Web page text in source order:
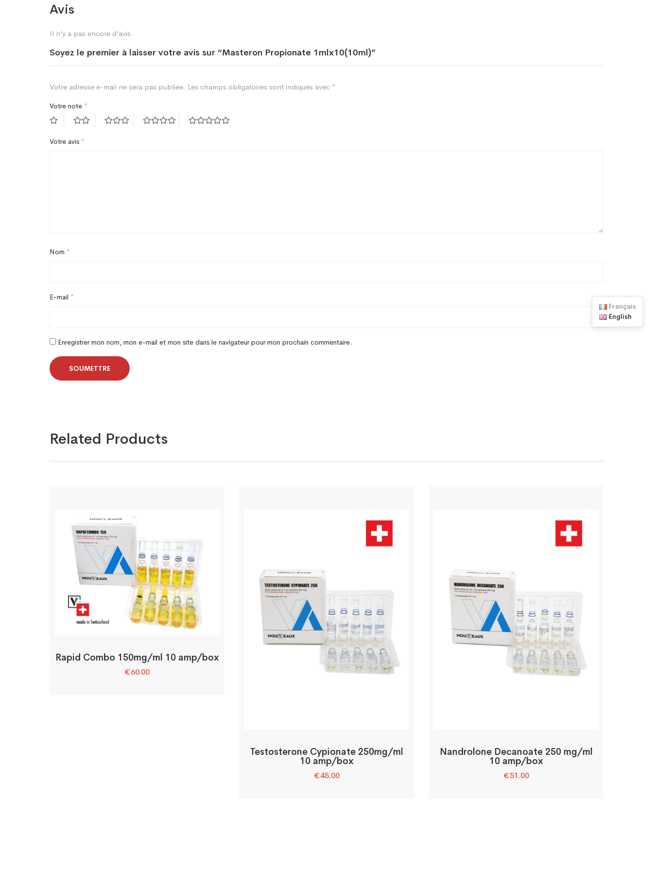
Avis
Il n’y a pas encore d’avis.
Soyez le premier à laisser votre avis sur “Masteron Propionate 1mlx10(10ml)”
Votre adresse e-mail ne sera pas publiée. Les champs obligatoires sont indiqués avec *
Votre note *
Votre avis *
Nom *
E-mail *
Enregistrer mon nom, mon e-mail et mon site dans le navigateur pour mon prochain commentaire.
Related Products
Rapid Combo 150mg/ml 10 amp/box
€60.00
Testosterone Cypionate 250mg/ml
10 amp/box
€45.00
Nandrolone Decanoate 250 mg/ml
10 amp/box
€51.00
Français
English